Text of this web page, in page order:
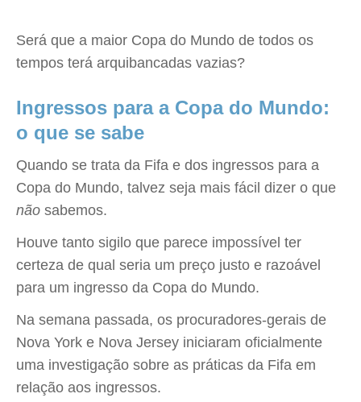
Será que a maior Copa do Mundo de todos os
tempos terá arquibancadas vazias?
Ingressos para a Copa do Mundo:
o que se sabe
Quando se trata da Fifa e dos ingressos para a
Copa do Mundo, talvez seja mais fácil dizer o que
não sabemos.
Houve tanto sigilo que parece impossível ter
certeza de qual seria um preço justo e razoável
para um ingresso da Copa do Mundo.
Na semana passada, os procuradores-gerais de
Nova York e Nova Jersey iniciaram oficialmente
uma investigação sobre as práticas da Fifa em
relação aos ingressos.